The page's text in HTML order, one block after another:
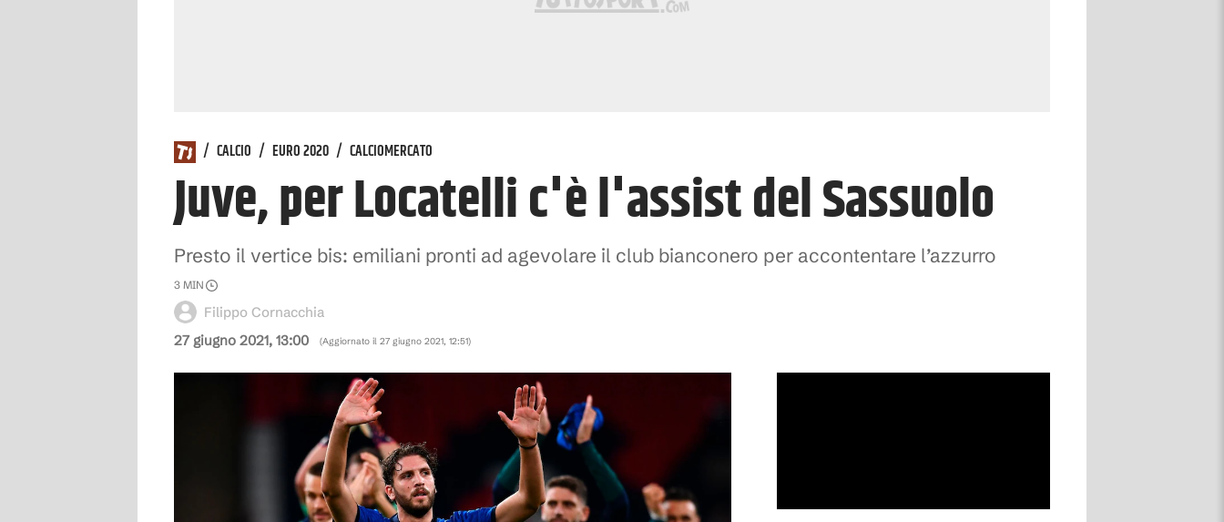
/ CALCIO / EURO 2020 / CALCIOMERCATO
Juve, per Locatelli c'è l'assist del Sassuolo
Presto il vertice bis: emiliani pronti ad agevolare il club bianconero per accontentare l’azzurro
27 giugno 2021, 13:00 (Aggiornato il 27 giugno 2021, 12:51)
Filippo Cornacchia
3 MIN